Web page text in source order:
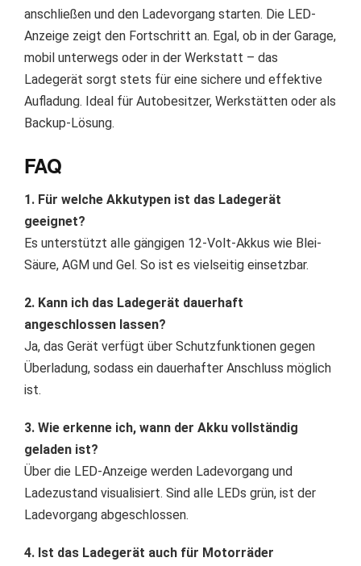
anschließen und den Ladevorgang starten. Die LED-
Anzeige zeigt den Fortschritt an. Egal, ob in der Garage,
mobil unterwegs oder in der Werkstatt – das
Ladegerät sorgt stets für eine sichere und effektive
Aufladung. Ideal für Autobesitzer, Werkstätten oder als
Backup-Lösung.
FAQ
1. Für welche Akkutypen ist das Ladegerät
geeignet?
Es unterstützt alle gängigen 12-Volt-Akkus wie Blei-
Säure, AGM und Gel. So ist es vielseitig einsetzbar.
2. Kann ich das Ladegerät dauerhaft
angeschlossen lassen?
Ja, das Gerät verfügt über Schutzfunktionen gegen
Überladung, sodass ein dauerhafter Anschluss möglich
ist.
3. Wie erkenne ich, wann der Akku vollständig
geladen ist?
Über die LED-Anzeige werden Ladevorgang und
Ladezustand visualisiert. Sind alle LEDs grün, ist der
Ladevorgang abgeschlossen.
4. Ist das Ladegerät auch für Motorräder